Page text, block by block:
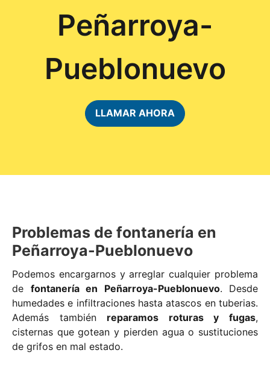
Peñarroya-
Pueblonuevo
LLAMAR AHORA
Problemas de fontanería en
Peñarroya-Pueblonuevo
Podemos encargarnos y arreglar cualquier problema
de fontanería en Peñarroya-Pueblonuevo. Desde
humedades e infiltraciones hasta atascos en tuberias.
Además también reparamos roturas y fugas,
cisternas que gotean y pierden agua o sustituciones
de grifos en mal estado.